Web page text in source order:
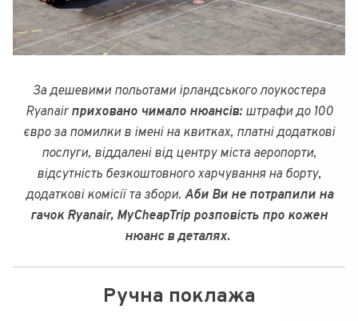
За дешевими польотами ірландського лоукостера
Ryanairприховано чимало нюансів:штрафи до 100
євро за помилки в імені на квитках, платні додаткові
послуги, віддалені від центру міста аеропорти,
відсутність безкоштовного харчування на борту,
додаткові комісії та збори. Аби Ви не потрапили на
гачок Ryanair, MyCheapTrip розповість про кожен
нюанс в деталях.
Ручна поклажа